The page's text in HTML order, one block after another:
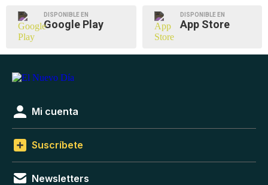
DISPONIBLE EN
Google Play
DISPONIBLE EN
App Store
Mi cuenta
Suscríbete
Newsletters